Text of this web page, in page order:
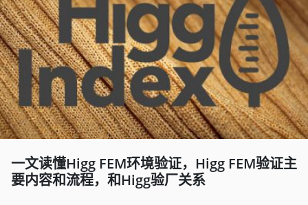
一文读懂Higg FEM环境验证，Higg FEM验证主
要内容和流程，和Higg验厂关系